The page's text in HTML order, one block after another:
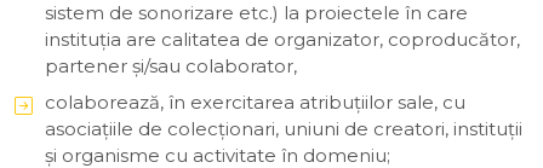
sistem de sonorizare etc.) la proiectele în care
instituția are calitatea de organizator, coproducător,
partener și/sau colaborator,
colaborează, în exercitarea atribuţiilor sale, cu
asociaţiile de colecţionari, uniuni de creatori, instituţii
şi organisme cu activitate în domeniu;